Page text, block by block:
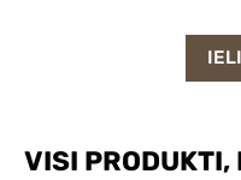
VISI PRODUKTI,